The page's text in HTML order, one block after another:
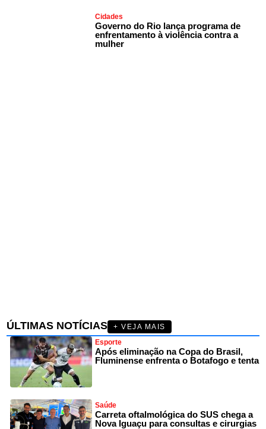
Cidades
Governo do Rio lança programa de
enfrentamento à violência contra a
mulher
ÚLTIMAS NOTÍCIAS
+ VEJA MAIS
Esporte
Após eliminação na Copa do Brasil,
Fluminense enfrenta o Botafogo e tenta
Saúde
Carreta oftalmológica do SUS chega a
Nova Iguaçu para consultas e cirurgias